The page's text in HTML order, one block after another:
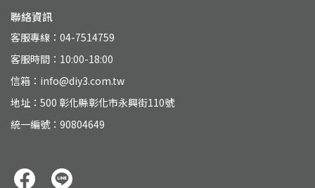
聯絡資訊
客服專線：04-7514759
客服時間：10:00-18:00
信箱：info@diy3.com.tw
地址：500 彰化縣彰化市永興街110號
統一編號：90804649